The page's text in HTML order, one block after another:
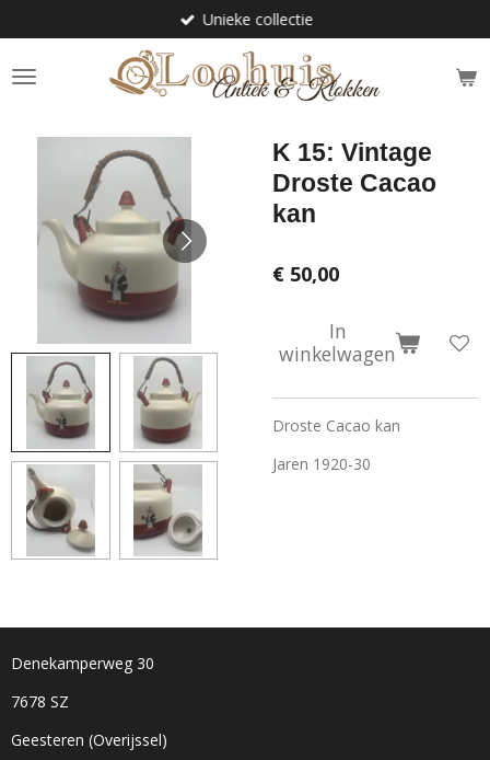
direct
naar
de
Unieke collectie
K 15: Vintage
Droste Cacao
kan
€ 50,00
In
winkelwagen
Droste Cacao kan
Jaren 1920-30
Denekamperweg 30
7678 SZ
Geesteren (Overijssel)